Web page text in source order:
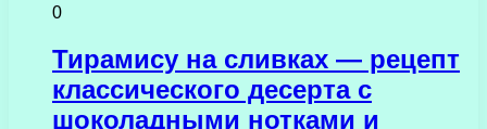
0
Тирамису на сливках — рецепт
классического десерта с
шоколадными нотками и